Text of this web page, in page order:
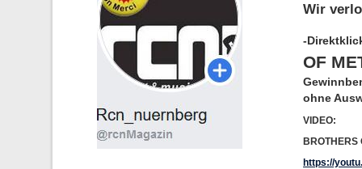
Wir
-
OF
ohne
VIDEO:
https://